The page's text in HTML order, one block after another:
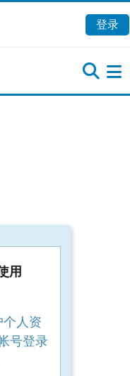
登录
用
人资
号登录